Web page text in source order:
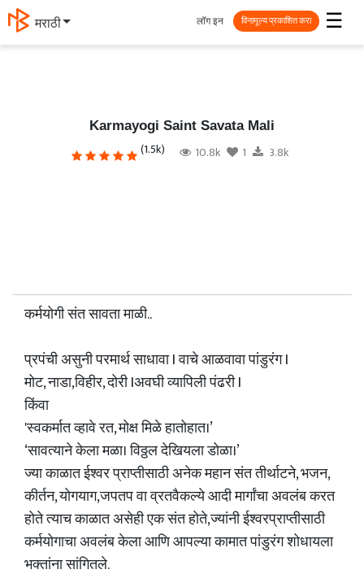
मराठी ☰
लॉग इन विनामूल्य प्रकाशित करा
Karmayogi Saint Savata Mali
(1.5k) 10.8k 1 3.8k
कर्मयोगी संत सावता माळी..
प्रपंची असुनी परमार्थ साधावा I वाचे आळवावा पांडुरंग I
मोट, नाडा,विहीर, दोरी Iअवघी व्यापिली पंढरी I
किंवा
'स्वकर्मात व्हावे रत, मोक्ष मिळे हातोहात।’
‘सावत्याने केला मळा। विठ्ठल देखियला डोळा।’
ज्या काळात ईश्वर प्राप्तीसाठी अनेक महान संत तीर्थाटने, भजन,
कीर्तन, योगयाग,जपतप वा व्रतवैकल्ये आदी मार्गांचा अवलंब करत
होते त्याच काळात असेही एक संत होते,ज्यांनी ईश्वरप्राप्तीसाठी
कर्मयोगाचा अवलंब केला आणि आपल्या कामात पांडुरंग शोधायला
भक्तांना सांगितले.